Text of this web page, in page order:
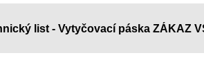
list - Vytyčovací páska ZÁKAZ